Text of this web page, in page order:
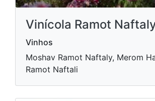
Vinícola Ramot
Vinhos
Moshav Ramot Naftaly, Merom
Ramot Naftali